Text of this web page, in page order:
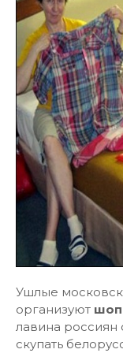
Ушлые
организуют
лавина россиян
скупать